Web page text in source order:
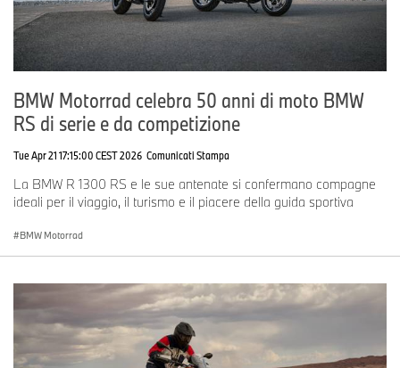
BMW Motorrad celebra 50 anni di moto BMW
RS di serie e da competizione
Tue Apr 21 17:15:00 CEST 2026 Comunicati Stampa
La BMW R 1300 RS e le sue antenate si confermano compagne
ideali per il viaggio, il turismo e il piacere della guida sportiva
BMW Motorrad